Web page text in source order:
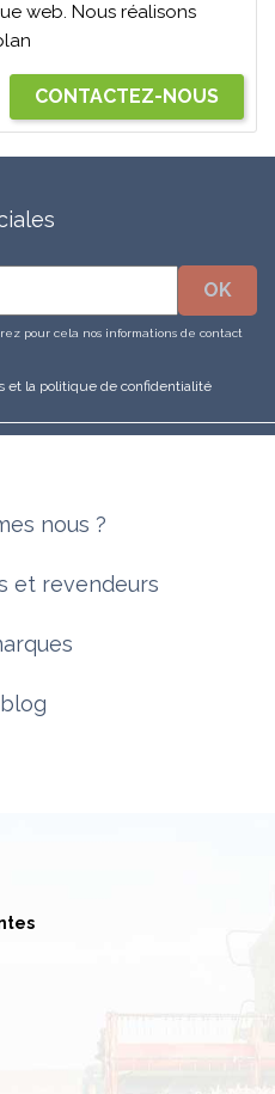
web. Nous réalisons
CONTACTEZ-NOUS
pour cela nos informations de contact
et la politique de confidentialité
nous ?
et revendeurs